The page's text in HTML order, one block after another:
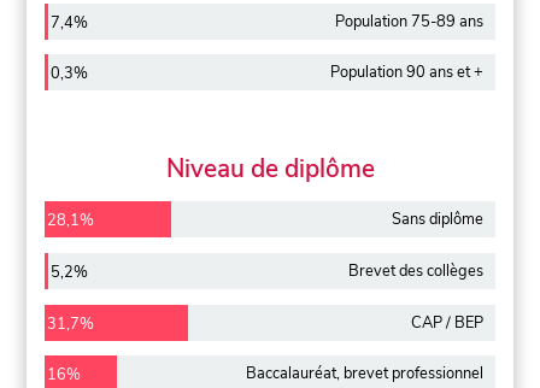
7,4% Population 75-89 ans
0,3% Population 90 ans et +
Niveau de diplôme
28,1% Sans diplôme
5,2% Brevet des collèges
31,7% CAP / BEP
16% Baccalauréat, brevet professionnel